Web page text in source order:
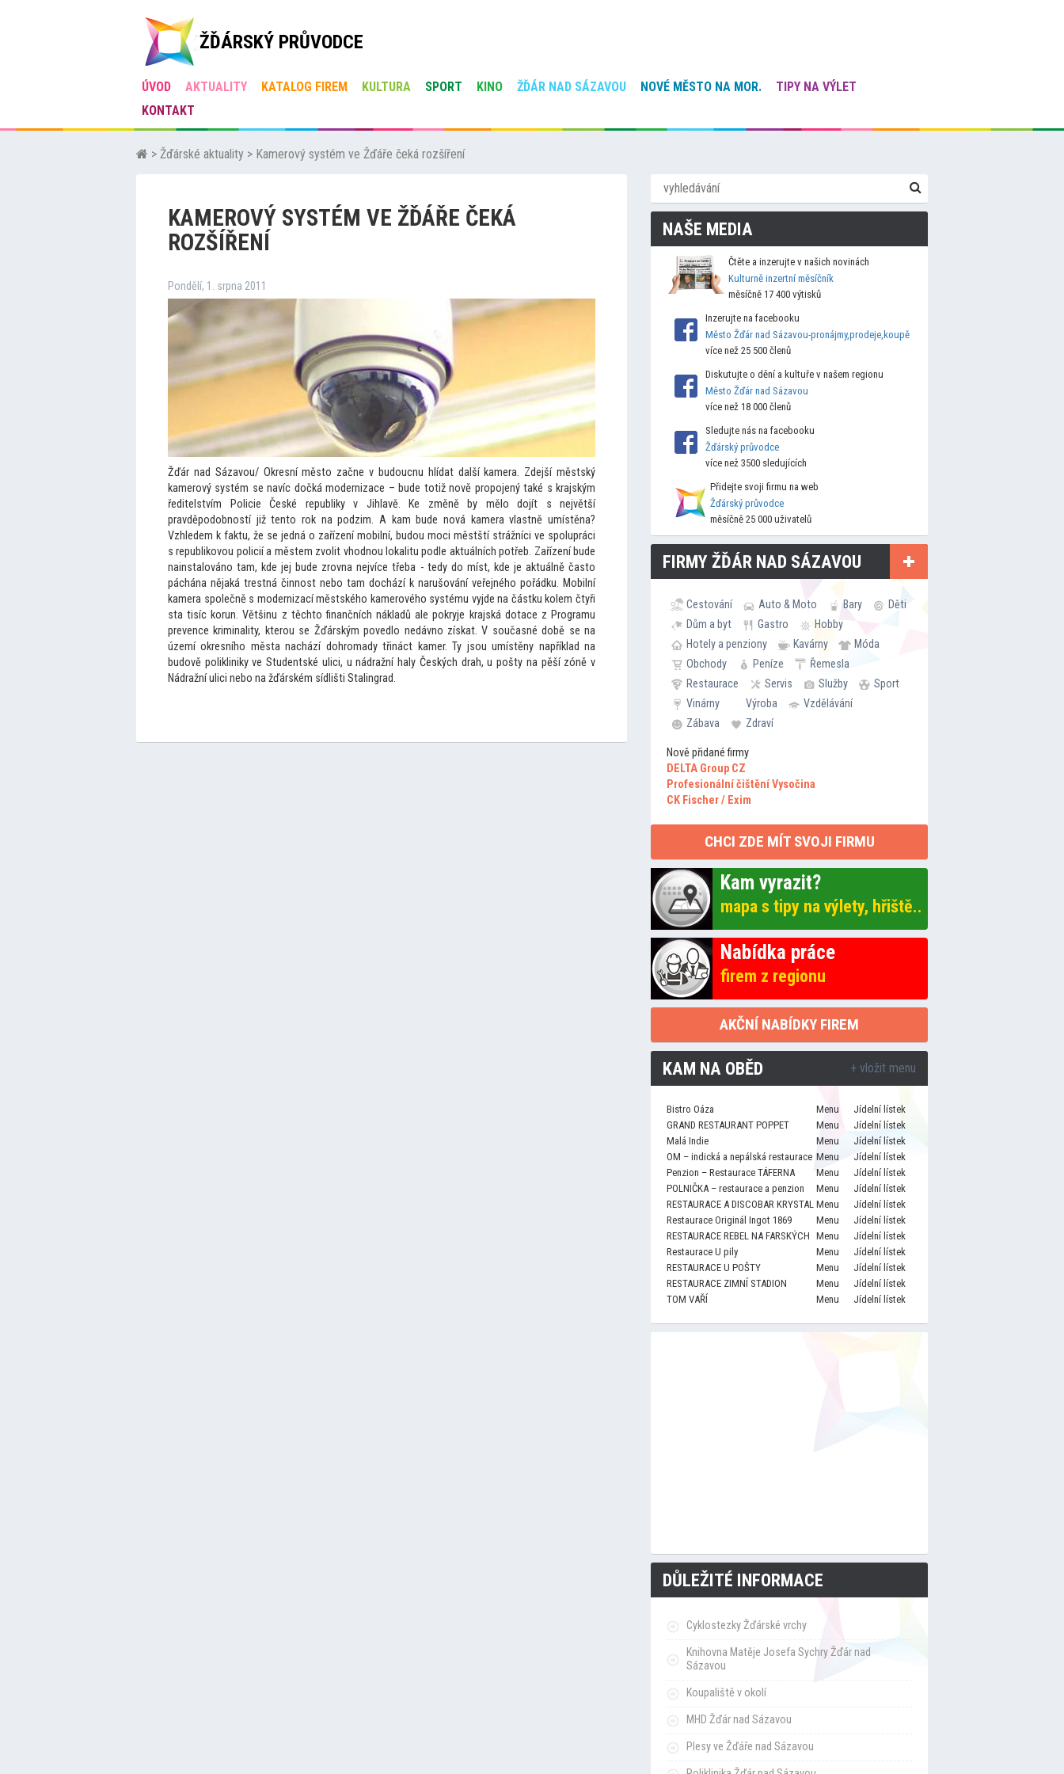
ŽĎÁRSKÝ PRŮVODCE
ÚVOD AKTUALITY KATALOG FIREM KULTURA SPORT KINO ŽĎÁR NAD SÁZAVOU NOVÉ MĚSTO NA MOR.
TIPY NA VÝLET
KONTAKT
> Žďárské aktuality > Kamerový systém ve Žďáře čeká rozšíření
KAMEROVÝ SYSTÉM VE ŽĎÁŘE ČEKÁ
ROZŠÍŘENÍ
Pondělí, 1. srpna 2011
Žďár nad Sázavou/ Okresní město začne v budoucnu hlídat další kamera. Zdejší městský
kamerový systém se navíc dočká modernizace – bude totiž nově propojený také s krajským
ředitelstvím Policie České republiky v Jihlavě. Ke změně by mělo dojít s největší
pravděpodobností již tento rok na podzim. A kam bude nová kamera vlastně umístěna?
Vzhledem k faktu, že se jedná o zařízení mobilní, budou moci městští strážníci ve spolupráci
s republikovou policií a městem zvolit vhodnou lokalitu podle aktuálních potřeb. Zařízení bude
nainstalováno tam, kde jej bude zrovna nejvíce třeba - tedy do míst, kde je aktuálně často
páchána nějaká trestná činnost nebo tam dochází k narušování veřejného pořádku. Mobilní
kamera společně s modernizací městského kamerového systému vyjde na částku kolem čtyři
sta tisíc korun. Většinu z těchto finančních nákladů ale pokryje krajská dotace z Programu
prevence kriminality, kterou se Žďárským povedlo nedávno získat. V současné době se na
území okresního města nachází dohromady třináct kamer. Ty jsou umístěny například na
budově polikliniky ve Studentské ulici, u nádražní haly Českých drah, u pošty na pěší zóně v
Nádražní ulici nebo na žďárském sídlišti Stalingrad.
NAŠE MEDIA
Čtěte a inzerujte v našich novinách
Kulturně inzertní měsíčník
měsíčně 17 400 výtisků
Inzerujte na facebooku
Město Žďár nad Sázavou-pronájmy,prodeje,koupě
více než 25 500 členů
Diskutujte o dění a kultuře v našem regionu
Město Žďár nad Sázavou
více než 18 000 členů
Sledujte nás na facebooku
Žďárský průvodce
více než 3500 sledujících
Přidejte svoji firmu na web
Žďárský průvodce
měsíčně 25 000 uživatelů
FIRMY ŽĎÁR NAD SÁZAVOU
Cestování Auto & Moto Bary
Děti
Dům a byt
Gastro
Hobby
Hotely a penziony
Kavárny
Móda
Obchody
Peníze
Řemesla
Restaurace
Servis Služby
Sport
Vinárny
Výroba
Vzdělávání
Zábava
Zdraví
Nově přidané firmy
DELTA Group CZ
Profesionální čištění Vysočina
CK Fischer / Exim
CHCI ZDE MÍT SVOJI FIRMU
Kam vyrazit?
mapa s tipy na výlety, hřiště..
Nabídka práce
firem z regionu
AKČNÍ NABÍDKY FIREM
KAM NA OBĚD + vložit menu
Bistro Oáza Menu
Jídelní lístek
GRAND RESTAURANT POPPET
Menu
Jídelní lístek
Malá Indie
Menu
Jídelní lístek
OM – indická a nepálská restaurace Menu
Jídelní lístek
Penzion – Restaurace TÁFERNA
Menu
Jídelní lístek
POLNIČKA – restaurace a penzion
Menu
Jídelní lístek
RESTAURACE A DISCOBAR KRYSTAL Menu
Jídelní lístek
Restaurace Originál Ingot 1869
Menu
Jídelní lístek
RESTAURACE REBEL NA FARSKÝCH Menu
Jídelní lístek
Restaurace U pily
Menu
Jídelní lístek
RESTAURACE U POŠTY
Menu
Jídelní lístek
RESTAURACE ZIMNÍ STADION
Menu
Jídelní lístek
TOM VAŘÍ
Menu Jídelní lístek
DŮLEŽITÉ INFORMACE
Cyklostezky Žďárské vrchy
Knihovna Matěje Josefa Sychry Žďár nad
Sázavou
Koupaliště v okolí
MHD Žďár nad Sázavou
Plesy ve Žďáře nad Sázavou